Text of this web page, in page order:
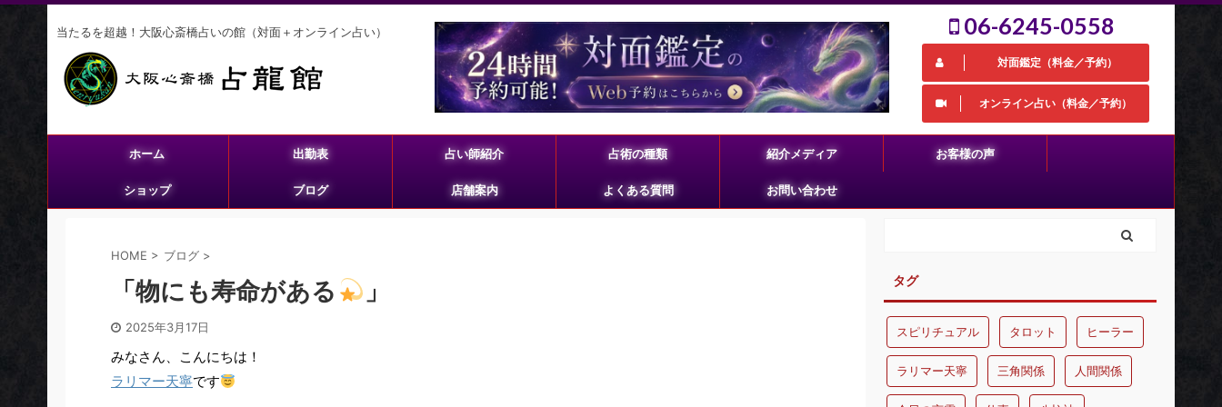
当たるを超越！大阪心斎橋占いの館（対面＋オンライン占い） 06-6245-0558
対面鑑定（料金／予約）
オンライン占い（料金／予約）
ホーム 出勤表 占い師紹介 占術の種類 紹介メディア お客様の声
ショップ ブログ 店舗案内 よくある質問 お問い合わせ
HOME > ブログ >
「物にも寿命がある 」
2025年3月17日
みなさん、こんにちは！
ラリマー天寧です
タグ
スピリチュアル タロット ヒーラー
ラリマー天寧 三角関係 人間関係